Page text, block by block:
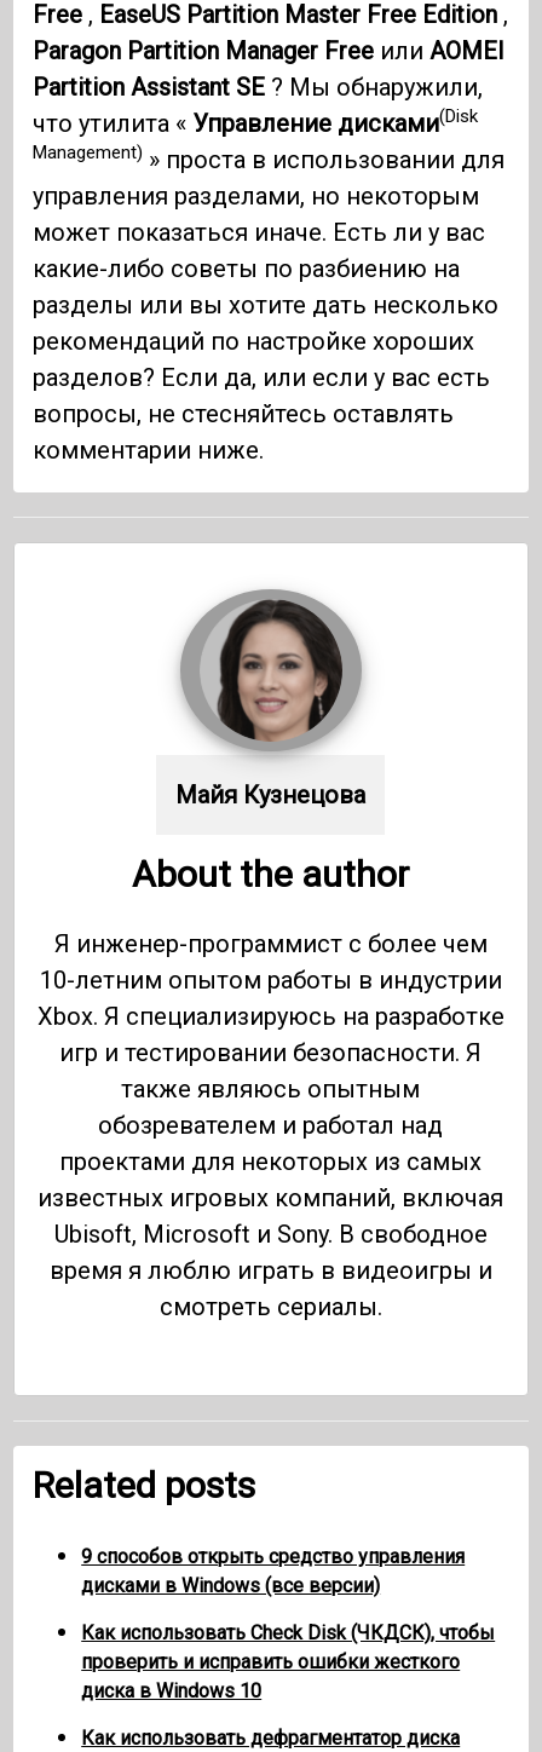
Free , EaseUS Partition Master Free Edition ,
Paragon Partition Manager Free или AOMEI
Partition Assistant SE ? Мы обнаружили,
что утилита « Управление дисками(Disk
Management) » проста в использовании для
управления разделами, но некоторым
может показаться иначе. Есть ли у вас
какие-либо советы по разбиению на
разделы или вы хотите дать несколько
рекомендаций по настройке хороших
разделов? Если да, или если у вас есть
вопросы, не стесняйтесь оставлять
комментарии ниже.
Майя Кузнецова
About the author
Я инженер-программист с более чем
10-летним опытом работы в индустрии
Xbox. Я специализируюсь на разработке
игр и тестировании безопасности. Я
также являюсь опытным
обозревателем и работал над
проектами для некоторых из самых
известных игровых компаний, включая
Ubisoft, Microsoft и Sony. В свободное
время я люблю играть в видеоигры и
смотреть сериалы.
Related posts
9 способов открыть средство управления
дисками в Windows (все версии)
Как использовать Check Disk (ЧКДСК), чтобы
проверить и исправить ошибки жесткого
диска в Windows 10
Как использовать дефрагментатор диска